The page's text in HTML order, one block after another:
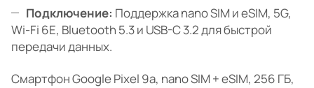
Подключение: Поддержка nano SIM и eSIM, 5G,
Wi-Fi 6E, Bluetooth 5.3 и USB-C 3.2 для быстрой
передачи данных.
Смартфон Google Pixel 9a, nano SIM + eSIM, 256 ГБ,